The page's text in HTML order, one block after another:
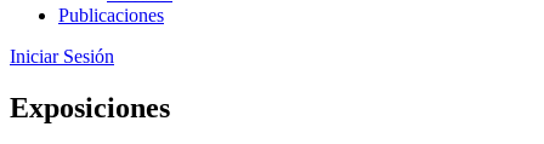
Publicaciones
Iniciar Sesión
Exposiciones